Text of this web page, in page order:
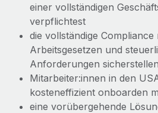
Wie Phiture 55
mit Remote verwaltet
Phiture ist der unumstrittene
Wachstumsberatung für mobile
Mehr erfahren
einer vollständigen
verpflichtest
die vollständige Compliance
Arbeitsgesetzen und
Anforderungen
Mitarbeiter:innen in den
kosteneffizient onboarden
eine vorübergehende